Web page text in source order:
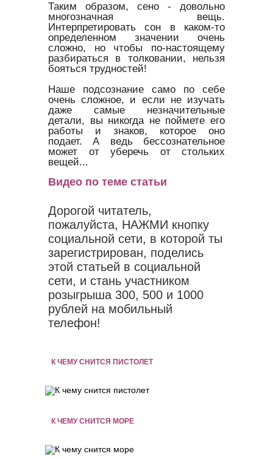
Таким образом, сено - довольно
многозначная вещь.
Интерпретировать сон в каком-то
определенном значении очень
сложно, но чтобы по-настоящему
разбираться в толковании, нельзя
бояться трудностей!
Наше подсознание само по себе
очень сложное, и если не изучать
даже самые незначительные
детали, вы никогда не поймете его
работы и знаков, которое оно
подает. А ведь бессознательное
может от уберечь от стольких
вещей...
Видео по теме статьи
Дорогой читатель,
пожалуйста, НАЖМИ кнопку
социальной сети, в которой ты
зарегистрирован, поделись
этой статьей в социальной
сети, и стань участником
розыгрыша 300, 500 и 1000
рублей на мобильный
телефон!
К ЧЕМУ СНИТСЯ ПИСТОЛЕТ
К ЧЕМУ СНИТСЯ МОРЕ